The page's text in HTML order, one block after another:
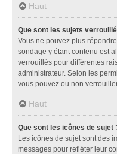
Haut
Que sont les sujets
Vous ne pouvez plus
sondage y étant contenu est
verrouillés pour différentes
administrateur. Selon les
vous pouvez ou non
Haut
Que sont les icônes de sujet
Les icônes de sujet sont des
messages pour refléter leur